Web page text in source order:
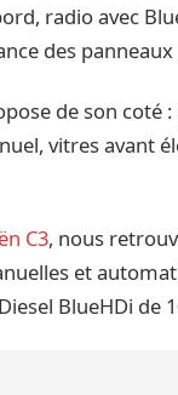
radio avec
des
de son coté :
vitres avant
C3, nous
et
BlueHDi de